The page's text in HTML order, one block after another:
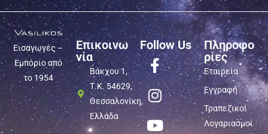
Εισαγωγές –
Εμπόριο από
το 1954
Επικοινω
νία
Βάκχου 1,
Τ.Κ. 54629,
Θεσσαλονίκη,
Ελλάδα
Follow Us
Πληροφο
ρίες
Εταιρεία
Εγγραφή
Τραπεζικοί
Λογαριασμοί